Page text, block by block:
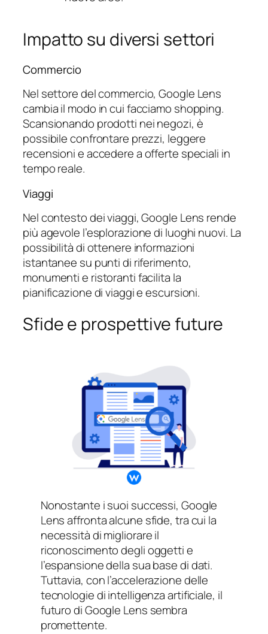
Impatto su diversi settori
Commercio
Nel settore del commercio, Google Lens
cambia il modo in cui facciamo shopping.
Scansionando prodotti nei negozi, è
possibile confrontare prezzi, leggere
recensioni e accedere a offerte speciali in
tempo reale.
Viaggi
Nel contesto dei viaggi, Google Lens rende
più agevole l’esplorazione di luoghi nuovi. La
possibilità di ottenere informazioni
istantanee su punti di riferimento,
monumenti e ristoranti facilita la
pianificazione di viaggi e escursioni.
Sfide e prospettive future
Nonostante i suoi successi, Google
Lens affronta alcune sfide, tra cui la
necessità di migliorare il
riconoscimento degli oggetti e
l’espansione della sua base di dati.
Tuttavia, con l’accelerazione delle
tecnologie di intelligenza artificiale, il
futuro di Google Lens sembra
promettente.